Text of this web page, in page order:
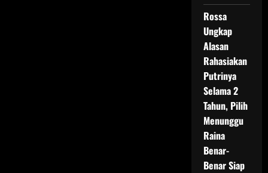
Rossa
Ungkap
Alasan
Rahasiakan
Putrinya
Selama 2
Tahun, Pilih
Menunggu
Raina
Benar-
Benar Siap